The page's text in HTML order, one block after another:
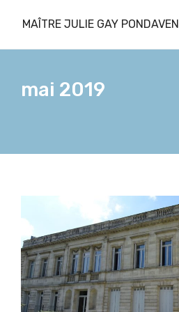
MAÎTRE JULIE GAY PONDAVEN
mai 2019